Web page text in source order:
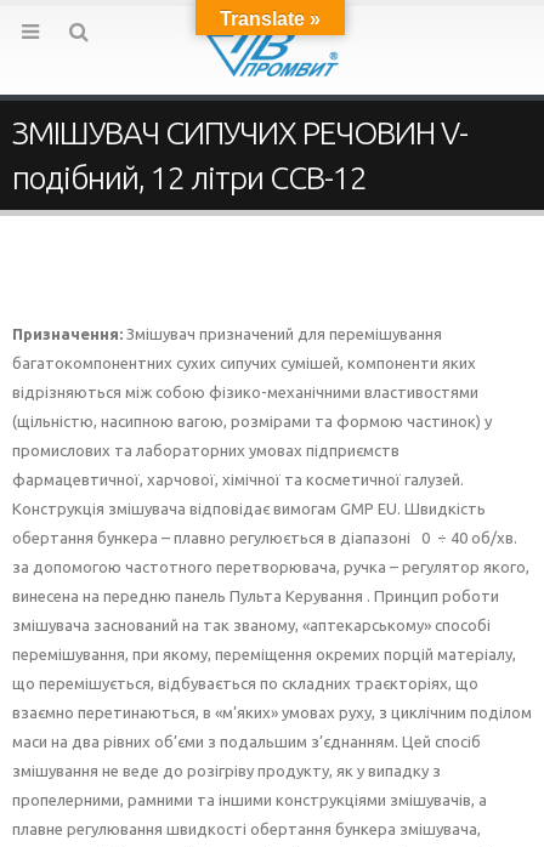
ЗМІШУВАЧ СИПУЧИХ РЕЧОВИН V-
подібний, 12 літри ССВ-12
Призначення: Змішувач призначений для перемішування
багатокомпонентних сухих сипучих сумішей, компоненти яких
відрізняються між собою фізико-механічними властивостями
(щільністю, насипною вагою, розмірами та формою частинок) у
промислових та лабораторних умовах підприємств
фармацевтичної, харчової, хімічної та косметичної галузей.
Конструкція змішувача відповідає вимогам GMP EU. Швидкість
обертання бункера – плавно регулюється в діапазоні 0 ÷ 40 об/хв.
за допомогою частотного перетворювача, ручка – регулятор якого,
винесена на передню панель Пульта Керування . Принцип роботи
змішувача заснований на так званому, «аптекарському» способі
перемішування, при якому, переміщення окремих порцій матеріалу,
що перемішується, відбувається по складних траєкторіях, що
взаємно перетинаються, в «м’яких» умовах руху, з циклічним поділом
маси на два рівних об’єми з подальшим з’єднанням. Цей спосіб
змішування не веде до розігріву продукту, як у випадку з
пропелерними, рамними та іншими конструкціями змішувачів, а
плавне регулювання швидкості обертання бункера змішувача,
Translate »